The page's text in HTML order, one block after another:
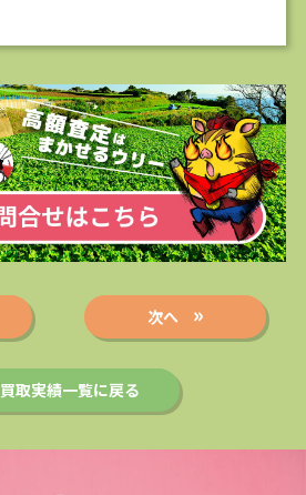
次へ
買取実績一覧に戻る